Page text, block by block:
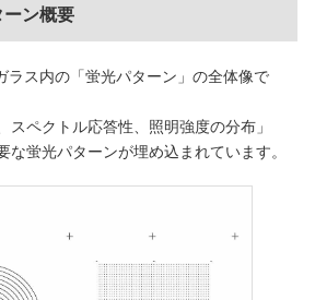
ン概要
ラス内の「蛍光パターン」の全体像で
スペクトル応答性、照明強度の分布」
蛍光パターンが埋め込まれています。